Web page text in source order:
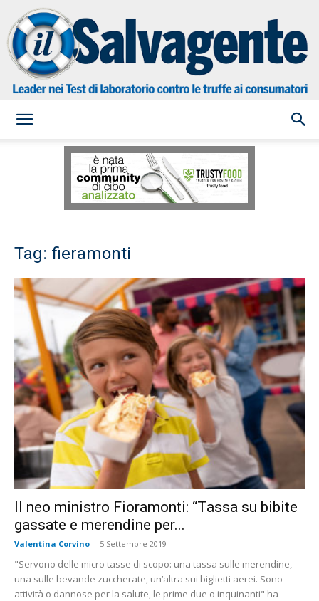
Salvagente
Tag: fieramonti
Il neo ministro Fioramonti: “Tassa su bibite
gassate e merendine per...
Valentina Corvino - 5 Settembre 2019
"Servono delle micro tasse di scopo: una tassa sulle merendine,
una sulle bevande zuccherate, un’altra sui biglietti aerei. Sono
attività o dannose per la salute, le prime due o inquinanti" ha